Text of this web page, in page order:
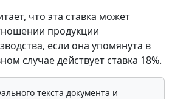
что эта ставка может
продукции
если она упомянута в
случае действует ставка 18%.
текста документа и